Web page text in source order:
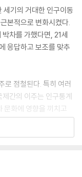
에서
제와 자매될 사람을 만
민자를 받아들일 때 그
에서
족을 제자 삼는 것)을 21
다.
여 중에서
함께 생활하는 것은
세기의 거대한 인구이동
본적으로 변화시켰다.
차를 가했다면, 21세
응답하고 보조를 맞추
로 점철된다. 특히 여러
간의 이주는 인구통계
문화에 영향을 끼치고
(emigration) 국가와